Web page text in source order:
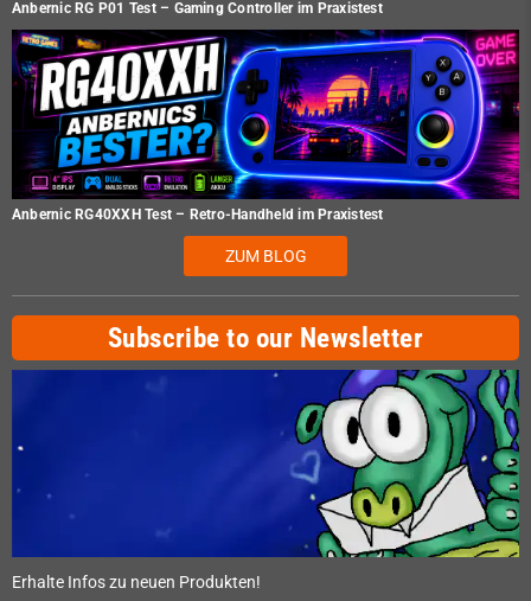
Anbernic RG P01 Test – Gaming Controller im Praxistest
Anbernic RG40XXH Test – Retro-Handheld im Praxistest
ZUM BLOG
Subscribe to our Newsletter
Erhalte Infos zu neuen Produkten!